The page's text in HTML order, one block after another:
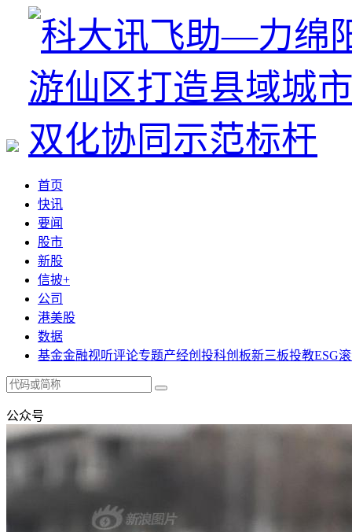
首页
快讯
要闻
股市
新股
信披+
公司
港美股
数据
基金金融视听评论专题产经创投科创板新三板投教ESG
公众号